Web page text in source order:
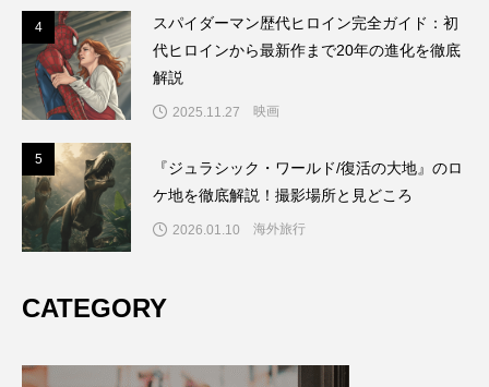
4
スパイダーマン歴代ヒロイン完全ガイド：初
代ヒロインから最新作まで20年の進化を徹底
解説
2025.11.27 映画
5
『ジュラシック・ワールド/復活の大地』のロ
ケ地を徹底解説！撮影場所と見どころ
2026.01.10 海外旅行
CATEGORY